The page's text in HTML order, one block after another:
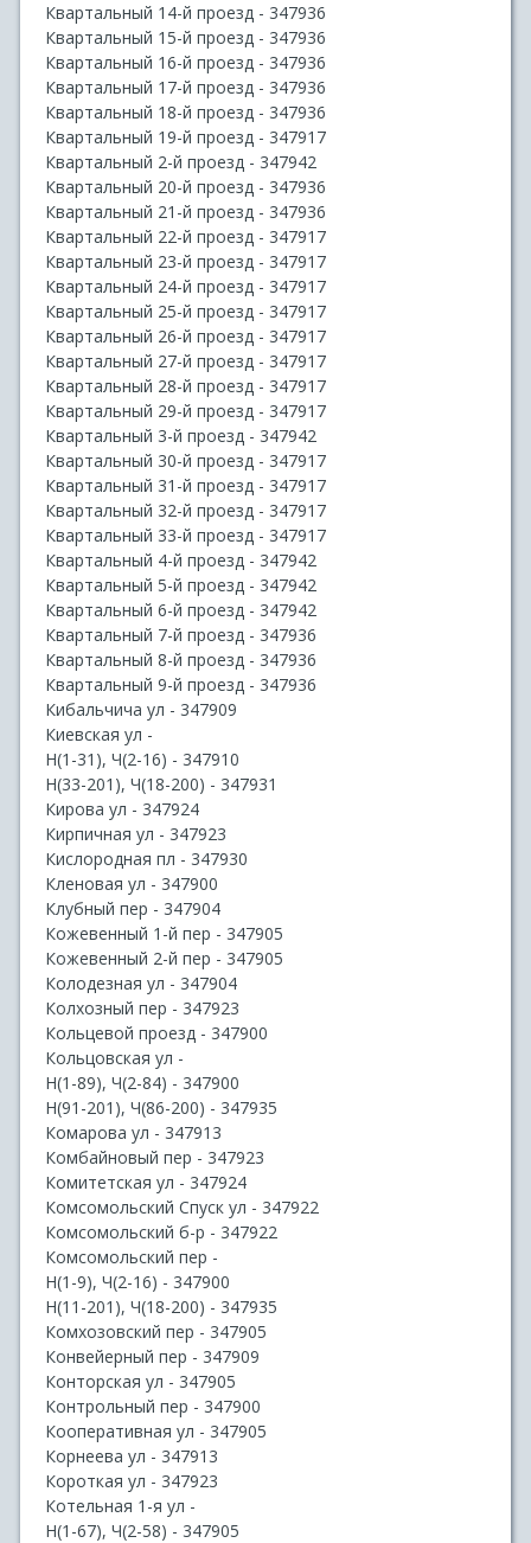
Квартальный 14-й проезд - 347936
Квартальный 15-й проезд - 347936
Квартальный 16-й проезд - 347936
Квартальный 17-й проезд - 347936
Квартальный 18-й проезд - 347936
Квартальный 19-й проезд - 347917
Квартальный 2-й проезд - 347942
Квартальный 20-й проезд - 347936
Квартальный 21-й проезд - 347936
Квартальный 22-й проезд - 347917
Квартальный 23-й проезд - 347917
Квартальный 24-й проезд - 347917
Квартальный 25-й проезд - 347917
Квартальный 26-й проезд - 347917
Квартальный 27-й проезд - 347917
Квартальный 28-й проезд - 347917
Квартальный 29-й проезд - 347917
Квартальный 3-й проезд - 347942
Квартальный 30-й проезд - 347917
Квартальный 31-й проезд - 347917
Квартальный 32-й проезд - 347917
Квартальный 33-й проезд - 347917
Квартальный 4-й проезд - 347942
Квартальный 5-й проезд - 347942
Квартальный 6-й проезд - 347942
Квартальный 7-й проезд - 347936
Квартальный 8-й проезд - 347936
Квартальный 9-й проезд - 347936
Кибальчича ул - 347909
Киевская ул -
Н(1-31), Ч(2-16) - 347910
Н(33-201), Ч(18-200) - 347931
Кирова ул - 347924
Кирпичная ул - 347923
Кислородная пл - 347930
Кленовая ул - 347900
Клубный пер - 347904
Кожевенный 1-й пер - 347905
Кожевенный 2-й пер - 347905
Колодезная ул - 347904
Колхозный пер - 347923
Кольцевой проезд - 347900
Кольцовская ул -
Н(1-89), Ч(2-84) - 347900
Н(91-201), Ч(86-200) - 347935
Комарова ул - 347913
Комбайновый пер - 347923
Комитетская ул - 347924
Комсомольский Спуск ул - 347922
Комсомольский б-р - 347922
Комсомольский пер -
Н(1-9), Ч(2-16) - 347900
Н(11-201), Ч(18-200) - 347935
Комхозовский пер - 347905
Конвейерный пер - 347909
Конторская ул - 347905
Контрольный пер - 347900
Кооперативная ул - 347905
Корнеева ул - 347913
Короткая ул - 347923
Котельная 1-я ул -
Н(1-67), Ч(2-58) - 347905